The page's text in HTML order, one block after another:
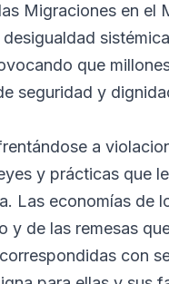
Migraciones en el
que
seguridad y
a
y prácticas que
Las economías de
y de las remesas
con